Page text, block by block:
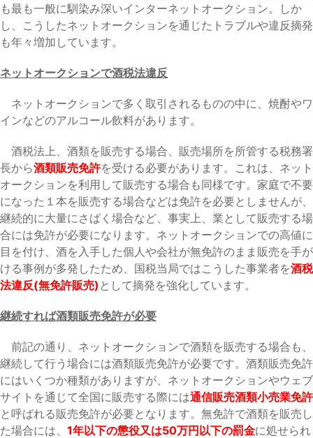
も最も一般に馴染み深いインターネットオークション。しか
し、こうしたネットオークションを通じたトラブルや違反摘発
も年々増加しています。
ネットオークションで酒税法違反
ネットオークションで多く取引されるものの中に、焼酎やワ
インなどのアルコール飲料があります。
酒税法上、酒類を販売する場合、販売場所を所管する税務署
長から酒類販売免許を受ける必要があります。これは、ネット
オークションを利用して販売する場合も同様です。家庭で不要
になった１本を販売する場合などは免許を必要としませんが、
継続的に大量にさばく場合など、事実上、業として販売する場
合には免許が必要になります。ネットオークションでの高値に
目を付け、酒を入手した個人や会社が無免許のまま販売を手が
ける事例が多発したため、国税当局ではこうした事業者を酒税
法違反(無免許販売) として摘発を強化しています。
継続すれば酒類販売免許が必要
前記の通り、ネットオークションで酒類を販売する場合も、
継続して行う場合には酒類販売免許が必要です。酒類販売免許
にはいくつか種類がありますが、ネットオークションやウェブ
サイトを通じて全国に販売する際には通信販売酒類小売業免許
と呼ばれる販売免許が必要となります。無免許で酒類を販売し
た場合には、 1年以下の懲役又は50万円以下の罰金に処せられ